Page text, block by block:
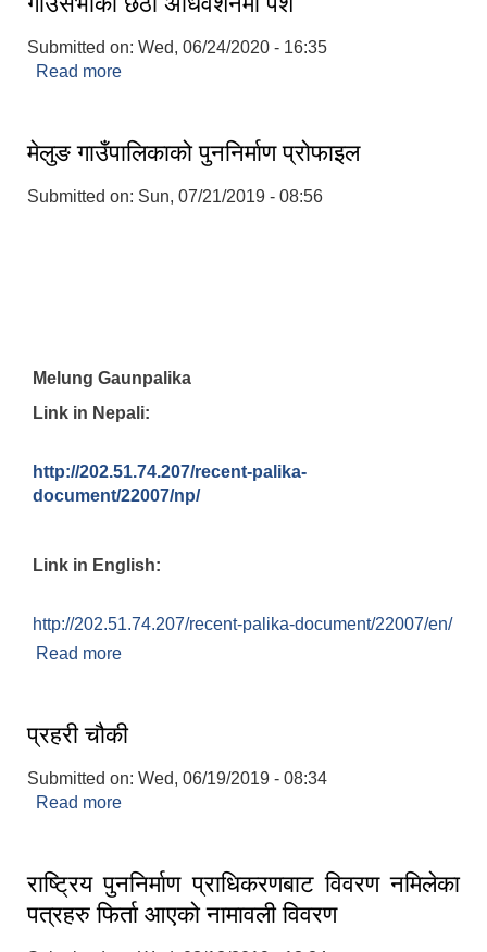
Submitted on: Wed, 06/24/2020 - 16:35
Read more
मेलुङ गाउँपालिकाको पुननिर्माण प्रोफाइल
Submitted on: Sun, 07/21/2019 - 08:56
Melung Gaunpalika
Link in Nepali:
http://202.51.74.207/recent-palika-
document/22007/np/
Link in English:
http://202.51.74.207/recent-palika-document/22007/en/
Read more
प्रहरी चौकी
Submitted on: Wed, 06/19/2019 - 08:34
Read more
राष्ट्रिय पुननिर्माण प्राधिकरणबाट विवरण नमिलेका
पत्रहरु फिर्ता आएको नामावली विवरण